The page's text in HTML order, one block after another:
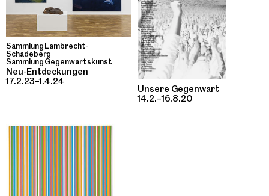
Sammlung Lambrecht-
Schadeberg
Sammlung Gegenwartskunst
Neu-Entdeckungen
17.2.23–1.4.24
Unsere Gegenwart
14.2.–16.8.20